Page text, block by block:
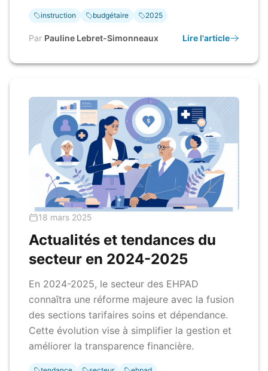
instruction budgétaire 2025
Par Pauline Lebret-Simonneaux Lire l'article
18 mars 2025
Actualités et tendances du
secteur en 2024-2025
En 2024-2025, le secteur des EHPAD
connaîtra une réforme majeure avec la fusion
des sections tarifaires soins et dépendance.
Cette évolution vise à simplifier la gestion et
améliorer la transparence financière.